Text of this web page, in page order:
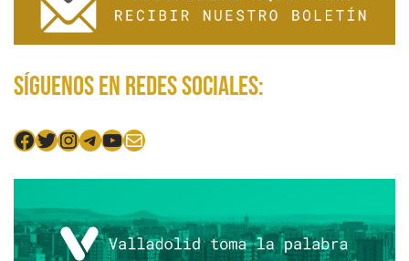
Síguenos en redes sociales:
Facebook
Twitter
Instagram
Telegram
YouTube
Mail